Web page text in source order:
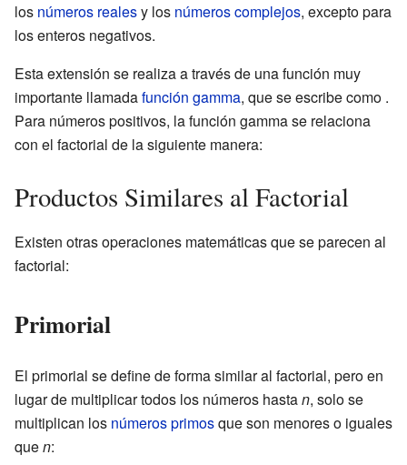
los números realesy los números complejos, excepto para
los enteros negativos.
Esta extensión se realiza a través de una función muy
importante llamadafunción gamma, que se escribe como .
Para números positivos, la función gamma se relaciona
con el factorial de la siguiente manera:
Productos Similares al Factorial
Existen otras operaciones matemáticas que se parecen al
factorial:
Primorial
El primorial se define de forma similar al factorial, pero en
lugar de multiplicar todos los números hastan, solo se
multiplican los números primosque son menores o iguales
quen: